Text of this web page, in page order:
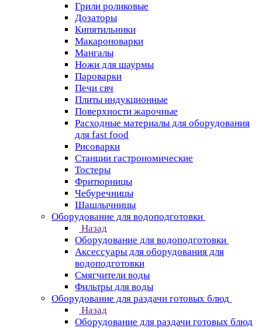
Грили роликовые
Дозаторы
Кипятильники
Макароноварки
Мангалы
Ножи для шаурмы
Пароварки
Печи свч
Плиты индукционные
Поверхности жарочные
Расходные материалы для оборудования
для fast food
Рисоварки
Станции гастрономические
Тостеры
Фритюрницы
Чебуречницы
Шашлычницы
Оборудование для водоподготовки
Назад
Оборудование для водоподготовки
Аксессуары для оборудования для
водоподготовки
Смягчители воды
Фильтры для воды
Оборудование для раздачи готовых блюд
Назад
Оборудование для раздачи готовых блюд